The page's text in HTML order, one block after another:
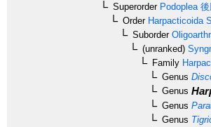
SuperorderPodoplea 後
OrderHarpacticoida
Suborder
(unranked)
Family
Genus
Genus
Genus
Genus